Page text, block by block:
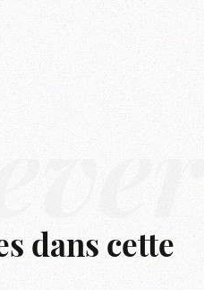
dans cette